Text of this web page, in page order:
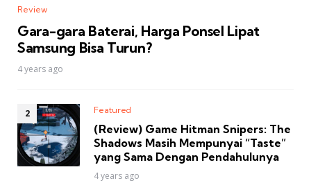
Review
Gara-gara Baterai, Harga Ponsel Lipat
Samsung Bisa Turun?
4 years ago
Featured
(Review) Game Hitman Snipers: The
Shadows Masih Mempunyai “Taste”
yang Sama Dengan Pendahulunya
4 years ago